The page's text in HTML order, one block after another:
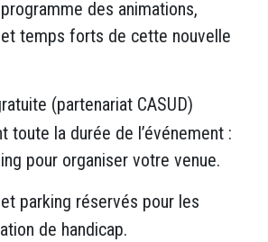
des animations,
temps forts de cette nouvelle
(partenariat CASUD)
toute la durée de l’événement :
pour organiser votre venue.
parking réservés pour les
de handicap.